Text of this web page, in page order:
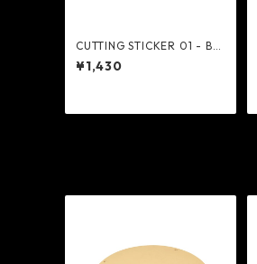
CUTTING STICKER 01 - Bal
listics
¥1,430